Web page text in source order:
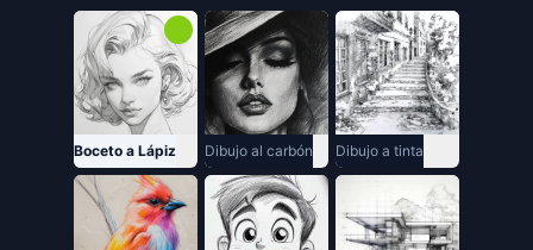
Boceto a Lápiz Dibujo al carbón Dibujo a tinta